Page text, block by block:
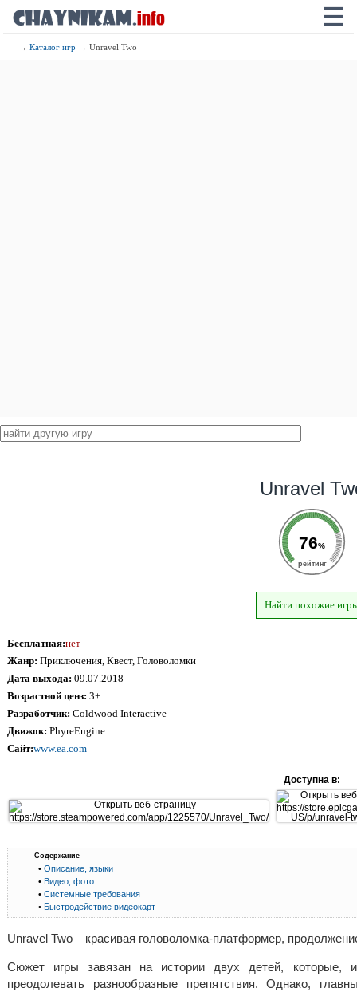
☰
→Каталог игр → Unravel Two
Unravel
76%
рейтинг
Найти похожие
Бесплатная:нет
Жанр: Приключения, Квест, Головоломки
Дата выхода: 09.07.2018
Возрастной ценз: 3+
Разработчик: Coldwood Interactive
Движок: PhyreEngine
Сайт:www.ea.com
Доступна в:
Содержание
•Описание, языки
• Видео, фото
•Системные требования
• Быстродействие видеокарт
Unravel Two – красивая головоломка-платформер,
Сюжет игры завязан на истории двух детей, которые,
преодолевать разнообразные препятствия. Однако,